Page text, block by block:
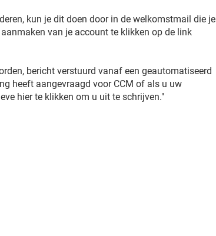
kun je dit doen door in de welkomstmail die je
van je account te klikken op de link
bericht verstuurd vanaf een geautomatiseerd
heeft aangevraagd voor CCM of als u uw
hier te klikken om u uit te schrijven."